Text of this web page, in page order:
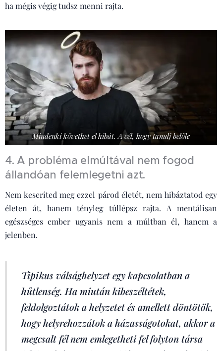
ha mégis végig tudsz menni rajta.
Mindenki követhet el hibát. A cél, hogy tanulj belőle
4. A probléma elmúltával nem fogod
állandóan felemlegetni azt.
Nem keseríted meg ezzel párod életét, nem hibáztatod egy
életen át, hanem tényleg túllépsz rajta. A mentálisan
egészséges ember ugyanis nem a múltban él, hanem a
jelenben.
Tipikus válsághelyzet egy kapcsolatban a
hűtlenség. Ha miután kibeszéltétek,
feldolgoztátok a helyzetet és amellett döntötök,
hogy helyrehozzátok a házasságotokat, akkor a
megcsalt fél nem emlegetheti fel folyton társa